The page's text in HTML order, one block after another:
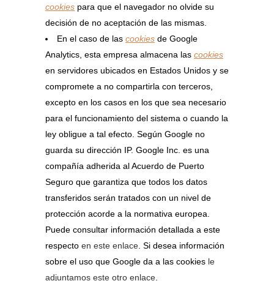
cookies para que el navegador no olvide su
decisión de no aceptación de las mismas.
En el caso de las cookies de Google
Analytics, esta empresa almacena las cookies
en servidores ubicados en Estados Unidos y se
compromete a no compartirla con terceros,
excepto en los casos en los que sea necesario
para el funcionamiento del sistema o cuando la
ley obligue a tal efecto. Según Google no
guarda su dirección IP. Google Inc. es una
compañía adherida al Acuerdo de Puerto
Seguro que garantiza que todos los datos
transferidos serán tratados con un nivel de
protección acorde a la normativa europea.
Puede consultar información detallada a este
respecto en este enlace . Si desea información
sobre el uso que Google da a las cookies le
adjuntamos este otro enlace